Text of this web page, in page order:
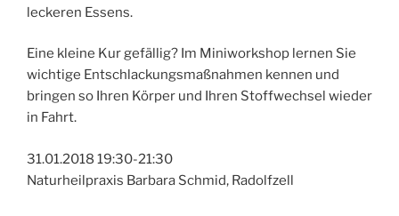
leckeren Essens.
Eine kleine Kur gefällig? Im Miniworkshop lernen Sie
wichtige Entschlackungsmaßnahmen kennen und
bringen so Ihren Körper und Ihren Stoffwechsel wieder
in Fahrt.
31.01.2018 19:30-21:30
Naturheilpraxis Barbara Schmid, Radolfzell